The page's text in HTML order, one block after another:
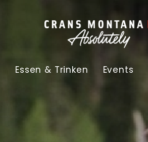
Essen & Trinken Events